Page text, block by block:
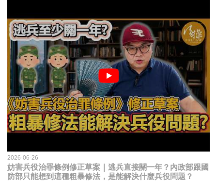
2026-06-26
妨害兵役治罪條例修正草案｜逃兵直接關一年？內政部跟國
防部只能想到這種粗暴修法，是能解決什麼兵役問題？